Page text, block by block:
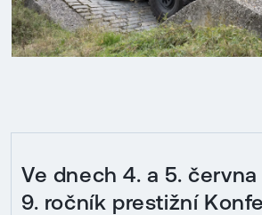
Ve dnech 4. a 5.
9. ročník prestižní